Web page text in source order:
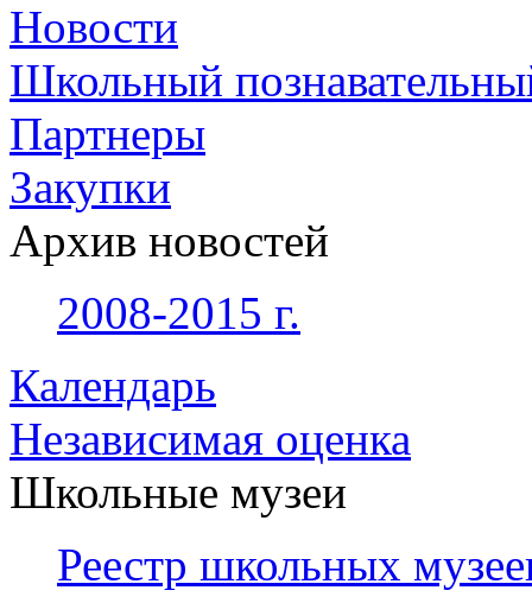
Новости
Школьный
Партнеры
Закупки
Архив новостей
2008-2015 г.
Календарь
Независимая оценка
Школьные музеи
Реестр школьных